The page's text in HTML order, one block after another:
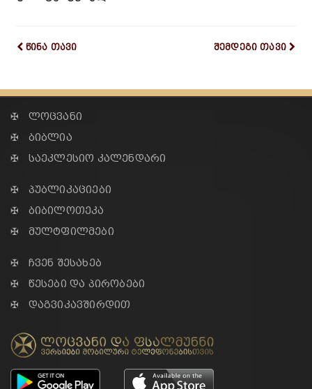
წინა თავი შემდეგი თავი
✠ ლოცვანი
✠ ბიბლია
✠ საეკლესიო კალენდარი
✠ პუბლიკაციები
✠ ბიბილოთეკა
✠ მულტფილმები
✠ ჩვენ შესახებ
✠ წესები და პირობები
✠ დაგვიკავშირდით